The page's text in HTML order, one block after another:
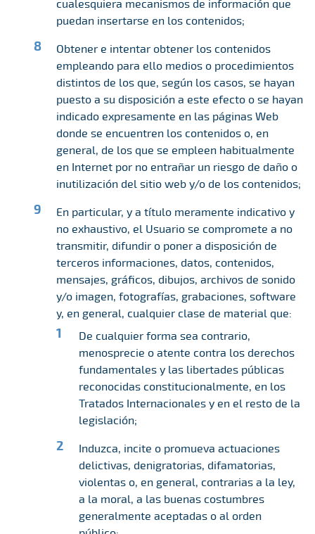
cualesquiera mecanismos de información que
puedan insertarse en los contenidos;
Obtener e intentar obtener los contenidos
empleando para ello medios o procedimientos
distintos de los que, según los casos, se hayan
puesto a su disposición a este efecto o se hayan
indicado expresamente en las páginas Web
donde se encuentren los contenidos o, en
general, de los que se empleen habitualmente
en Internet por no entrañar un riesgo de daño o
inutilización del sitio web y/o de los contenidos;
En particular, y a título meramente indicativo y
no exhaustivo, el Usuario se compromete a no
transmitir, difundir o poner a disposición de
terceros informaciones, datos, contenidos,
mensajes, gráficos, dibujos, archivos de sonido
y/o imagen, fotografías, grabaciones, software
y, en general, cualquier clase de material que:
De cualquier forma sea contrario,
menosprecie o atente contra los derechos
fundamentales y las libertades públicas
reconocidas constitucionalmente, en los
Tratados Internacionales y en el resto de la
legislación;
Induzca, incite o promueva actuaciones
delictivas, denigratorias, difamatorias,
violentas o, en general, contrarias a la ley,
a la moral, a las buenas costumbres
generalmente aceptadas o al orden